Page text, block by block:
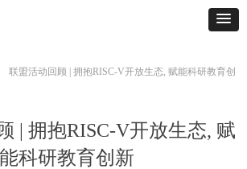
| 拥抱RISC-V开放生态, 赋
能科研教育创新
联盟活动回顾 | 拥抱RISC-V开放生态, 赋能科研教育创